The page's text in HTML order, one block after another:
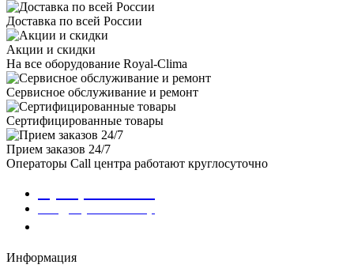
Доставка по всей России
Акции и скидки
На все оборудование Royal-Clima
Сервисное обслуживание и ремонт
Сертифицированные товары
Прием заказов 24/7
Операторы Call центра работают круглосуточно
Информация